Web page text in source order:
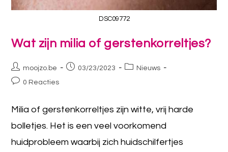
DSC09772
Wat zijn milia of gerstenkorreltjes?
moojzo.be 03/23/2023
Nieuws
0 Reacties
Milia of gerstenkorreltjes zijn witte, vrij harde
bolletjes. Het is een veel voorkomend
huidprobleem waarbij zich huidschilfertjes